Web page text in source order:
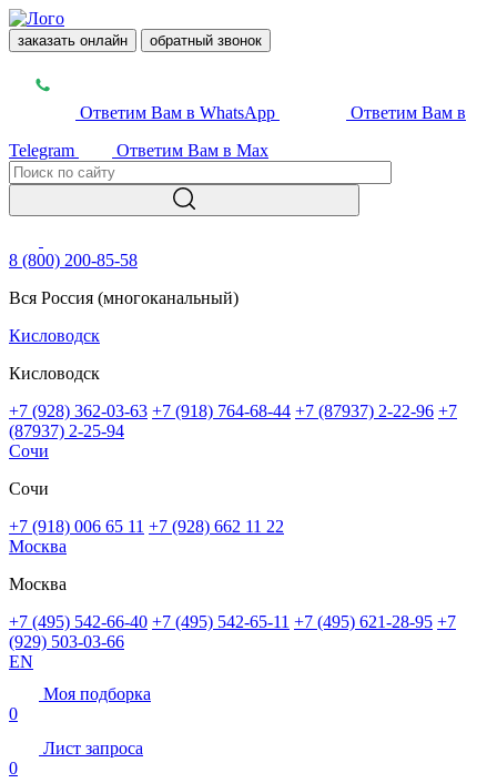
заказать онлайн обратный звонок
Ответим Вам в WhatsApp
Ответим Вам в
Telegram
Ответим Вам в Max
8 (800) 200-85-58
Вся Россия (многоканальный)
Кисловодск
Кисловодск
+7 (928) 362-03-63 +7 (918) 764-68-44 +7 (87937) 2-22-96 +7
(87937) 2-25-94
Сочи
Сочи
+7 (918) 006 65 11 +7 (928) 662 11 22
Москва
Москва
+7 (495) 542-66-40 +7 (495) 542-65-11 +7 (495) 621-28-95 +7
(929) 503-03-66
EN
Моя подборка
0
Лист запроса
0